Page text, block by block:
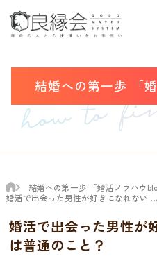
結婚への第一歩 「
結婚への第一歩 「婚活ノウハウ
婚活で出会った男性が好きになれない…
婚活で出会った男性が
は普通のこと？